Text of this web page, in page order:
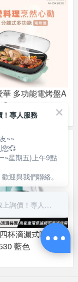
華 多功能電烤盤A
杯滴漏式咖啡機
藍色
專人服務
~~
💞
~星期五)上午9點
迎與我們聯絡。
回覆至 EcLife線上詢價！專人服務